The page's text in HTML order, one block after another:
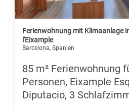
Ferienwohnung mit Klimaanlage
l'Eixample
Barcelona, Spanien
85 m² Ferienwohnung
Personen, Eixample
Diputacio, 3